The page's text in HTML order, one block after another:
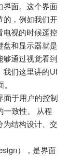
界面。这个界面
的，例如我们开
电视的时候遥控
和显示器就是
通过视觉看到
我们这里讲的UI
面于用户的控制
一致性。 从程
为结构设计、交
），是界面